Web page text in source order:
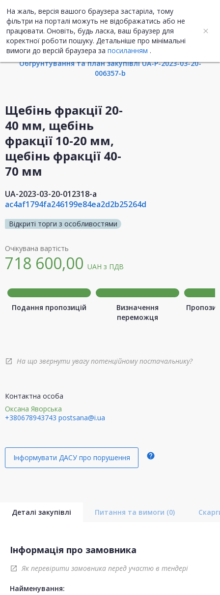
На жаль, версія вашого браузера застаріла, тому
фільтри на порталі можуть не відображатись або не
працювати. Оновіть, будь ласка, ваш браузер для
коректної роботи пошуку. Детальніше про мінімальні
вимоги до версій браузера за посиланням .
UA ENG
Інформація про закупівлю
Обгрунтування та план закупівлі UA-P-2023-03-20-
006357-b
Щебінь фракції 20-
40 мм, щебінь
фракції 10-20 мм,
щебінь фракції 40-
70 мм
UA-2023-03-20-012318-a
ac4af1794fa246199e84ea2d2b25264d
Відкриті торги з особливостями
Очікувана вартість
718 600,00 UAH з ПДВ
Подання пропозицій
Визначення
переможця
open_in_new На що звернути увагу потенційному постачальнику?
Контактна особа
Оксана Яворська
+380678943743 postsana@i.ua
Інформувати ДАСУ про порушення help
Деталі закупівлі Питання та вимоги (0)
Інформація про замовника
open_in_new Як перевірити замовника перед участю в тендері
Найменування: